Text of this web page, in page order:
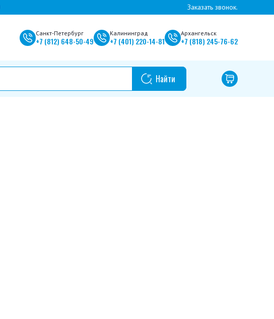
Заказать звонок.
Санкт-Петербург
+7 (812) 648-50-49
Калининград
+7 (401) 220-14-81
Архангельск
+7 (818) 245-76-62